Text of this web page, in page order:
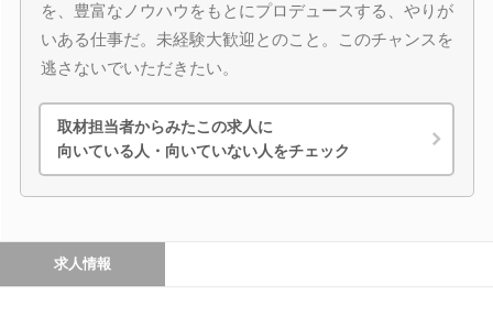
を、豊富なノウハウをもとにプロデュースする、やりが
いある仕事だ。未経験大歓迎とのこと。このチャンスを
逃さないでいただきたい。
取材担当者からみたこの求人に
向いている人・向いていない人をチェック
求人情報